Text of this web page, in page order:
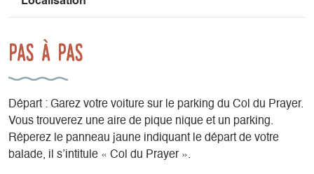
Pas à pas
Départ : Garez votre voiture sur le parking du Col du Prayer.
Vous trouverez une aire de pique nique et un parking.
Réperez le panneau jaune indiquant le départ de votre
balade, il s’intitule « Col du Prayer ».